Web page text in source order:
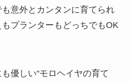
意外とカンタンに育てられ
プランターもどっちでもOK
優しい“モロヘイヤの育て